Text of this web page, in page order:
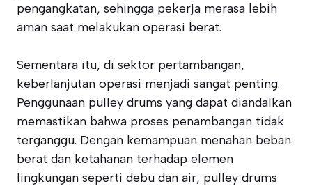
pengangkatan, sehingga pekerja merasa lebih
aman saat melakukan operasi berat.
Sementara itu, di sektor pertambangan,
keberlanjutan operasi menjadi sangat penting.
Penggunaan pulley drums yang dapat diandalkan
memastikan bahwa proses penambangan tidak
terganggu. Dengan kemampuan menahan beban
berat dan ketahanan terhadap elemen
lingkungan seperti debu dan air, pulley drums